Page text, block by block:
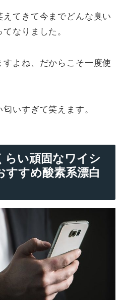
てきて今までどんな臭い
なりました。
よね、だからこそ一度使
いすぎて笑えます。
らい頑固なワイシ
すすめ酸素系漂白